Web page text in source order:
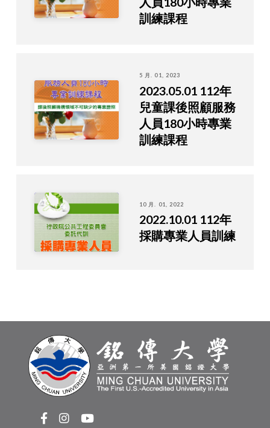
訓練課程
5 月. 01, 2023
2023.05.01 112年
兒童課後照顧服務
人員180小時專業
訓練課程
10 月. 01, 2022
2022.10.01 112年
採購專業人員訓練